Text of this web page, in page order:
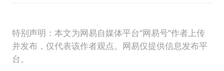
特别声明：本文为网易自媒体平台“网易号”作者上传
并发布，仅代表该作者观点。网易仅提供信息发布平
台。